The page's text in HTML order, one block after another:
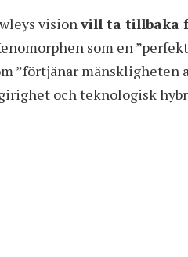
visionvill ta tillbaka
som en
”förtjänar mänskligheten
och teknologisk